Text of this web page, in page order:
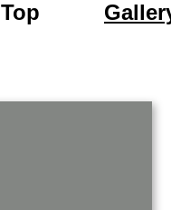
Road
Top